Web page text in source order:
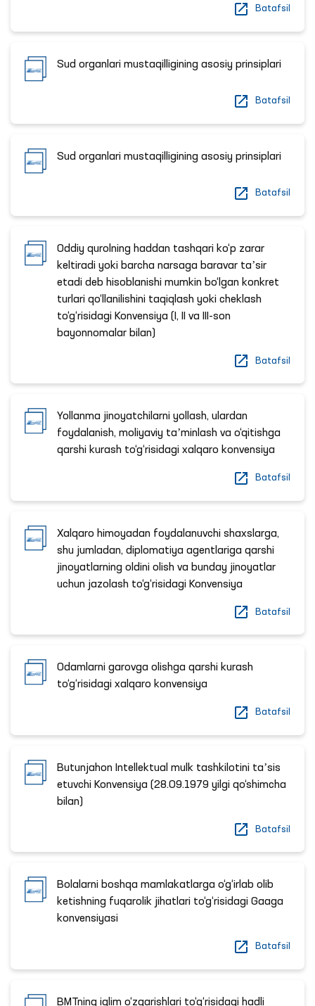
Batafsil
Sud organlari mustaqilligining asosiy prinsiplari
Batafsil
Sud organlari mustaqilligining asosiy prinsiplari
Batafsil
Oddiy qurolning haddan tashqari ko‘p zarar
keltiradi yoki barcha narsaga baravar taʼsir
etadi deb hisoblanishi mumkin bo‘lgan konkret
turlari qo‘llanilishini taqiqlash yoki cheklash
to‘g‘risidagi Konvensiya (I, II va III-son
bayonnomalar bilan)
Batafsil
Yollanma jinoyatchilarni yollash, ulardan
foydalanish, moliyaviy taʼminlash va o‘qitishga
qarshi kurash to‘g‘risidagi xalqaro konvensiya
Batafsil
Xalqaro himoyadan foydalanuvchi shaxslarga,
shu jumladan, diplomatiya agentlariga qarshi
jinoyatlarning oldini olish va bunday jinoyatlar
uchun jazolash to‘g‘risidagi Konvensiya
Batafsil
Odamlarni garovga olishga qarshi kurash
to‘g‘risidagi xalqaro konvensiya
Batafsil
Butunjahon Intellektual mulk tashkilotini taʼsis
etuvchi Konvensiya (28.09.1979 yilgi qo‘shimcha
bilan)
Batafsil
Bolalarni boshqa mamlakatlarga o‘g‘irlab olib
ketishning fuqarolik jihatlari to‘g‘risidagi Gaaga
konvensiyasi
Batafsil
BMTning iqlim o‘zgarishlari to‘g‘risidagi hadli